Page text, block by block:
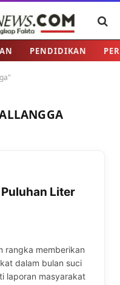
PENDIDIKAN
Liter
rangka memberikan
dalam bulan suci
laporan masyarakat